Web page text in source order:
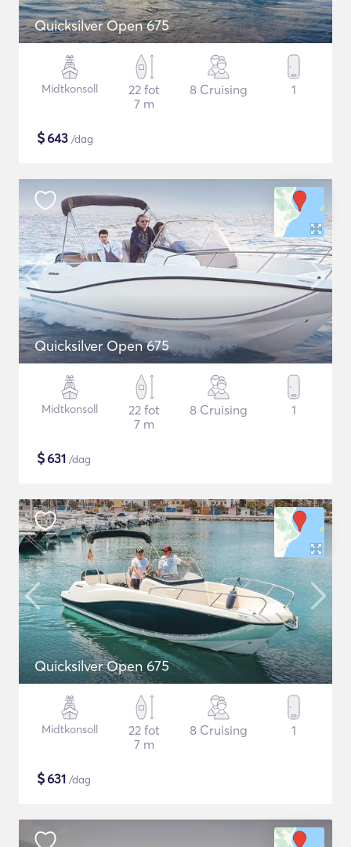
Quicksilver Open 675
Midtkonsoll
22 fot
7 m
8 Cruising 1
$643 /dag
Quicksilver Open 675
Midtkonsoll
22 fot
7 m
8 Cruising 1
$631 /dag
Quicksilver Open 675
Midtkonsoll
22 fot
7 m
8 Cruising 1
$631 /dag